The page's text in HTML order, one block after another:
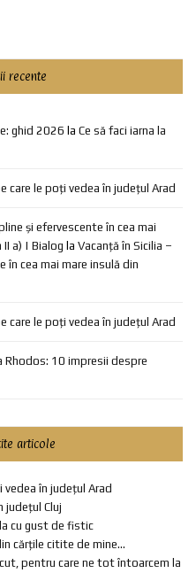
recente
ghid 2026 la Ce să faci iarna la
care le poți vedea în județul Arad
și efervescente în cea mai
a) | Bialog la Vacanță în Sicilia –
în cea mai mare insulă din
care le poți vedea în județul Arad
Rhodos: 10 impresii despre
articole
în județul Arad
județul Cluj
cu gust de fistic
cărțile citite de mine...
pentru care ne tot întoarcem la